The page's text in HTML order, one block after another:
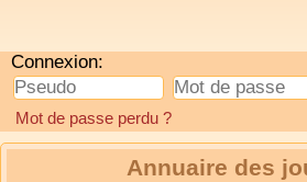
Connexion:
Mot de passe perdu ?
Annuaire des